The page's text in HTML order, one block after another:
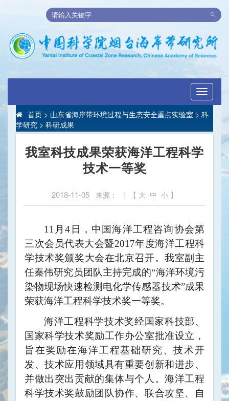
Toggle
首页 > 山东省海岸带环境过程与生态安全重点实验室 > 科
学研究 > 科研成果
我室科技成果荣获海洋工程科学
技术一等奖
2018-11-05 来源： | 【 大 中 小 】
11月4日，中国海洋工程咨询协会第
三次会员代表大会暨2017年度海洋工程科
学技术奖颁奖大会在北京召开。我室副主
任秦伟研究员团队主持完成的“海洋环境污
染物现场快速检测电化学传感器技术”成果
荣获海洋工程科学技术奖一等奖。
海洋工程科学技术奖经国家科技部、
国家科学技术奖励工作办公室批准设立，
旨在奖励在海洋工程基础研究、技术开
发、技术应用领域具有重要创新和进步、
并做出突出贡献的集体与个人。海洋工程
科学技术奖鼓励团队协作、联合攻坚、自